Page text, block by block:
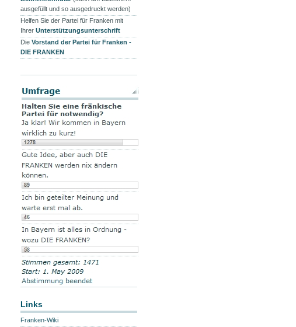
ausgefüllt und so ausgedruckt werden)
Helfen Sie der Partei für Franken mit
Ihrer Unterstützungsunterschrift
Die Vorstand der Partei für Franken -
DIE FRANKEN
Links
Franken-Wiki